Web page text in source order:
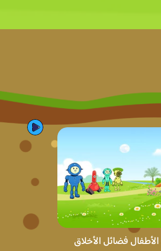
فضائل الأخلاق